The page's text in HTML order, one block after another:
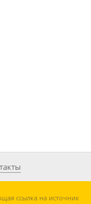
ссылка на источник